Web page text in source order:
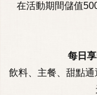
在活動期間儲值
每日
飲料、主餐、甜點